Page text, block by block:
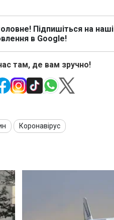
Підпишіться на наші
в Google!
там, де вам зручно!
Коронавірус